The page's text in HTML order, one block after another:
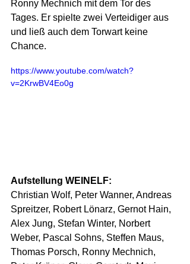
Ronny Mechnich mit dem Tor des
Tages. Er spielte zwei Verteidiger aus
und ließ auch dem Torwart keine
Chance.
https://www.youtube.com/watch?
v=2KrwBV4Eo0g
Aufstellung WEINELF:
Christian Wolf, Peter Wanner, Andreas
Spreitzer, Robert Lönarz, Gernot Hain,
Alex Jung, Stefan Winter, Norbert
Weber, Pascal Sohns, Steffen Maus,
Thomas Porsch, Ronny Mechnich,